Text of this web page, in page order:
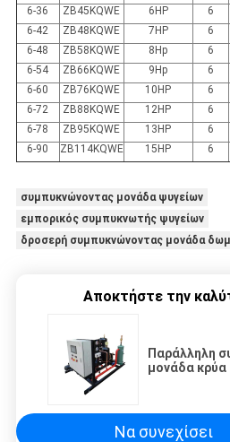
6-36
ZB45KQWE 6HP 6
6-42
ZB48KQWE 7HP 6
6-48
ZB58KQWE 8Hp 6
6-54
ZB66KQWE 9Hp 6
6-60
ZB76KQWE 10HP 6
6-72
ZB88KQWE 12HP 6
6-78
ZB95KQWE 13HP 6
6-90
ZB114KQWE 15HP 6
συμπυκνώνοντας μονάδα ψυγείων
εμπορικός συμπυκνωτής ψυγείων
δροσερή συμπυκνώνοντας μονάδα
Αποκτήστε την
Παράλληλη
μονάδα
Να συνεχίσει